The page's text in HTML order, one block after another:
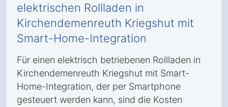
elektrischen Rollladen in
Kirchendemenreuth Kriegshut mit
Smart-Home-Integration
Für einen elektrisch betriebenen Rollladen in
Kirchendemenreuth Kriegshut mit Smart-
Home-Integration, der per Smartphone
gesteuert werden kann, sind die Kosten